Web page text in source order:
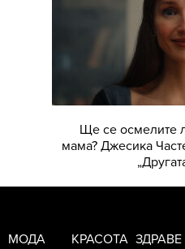
Ще се осмелите
мама? Джесика
МОДА КРАСОТА ЗДРАВЕ